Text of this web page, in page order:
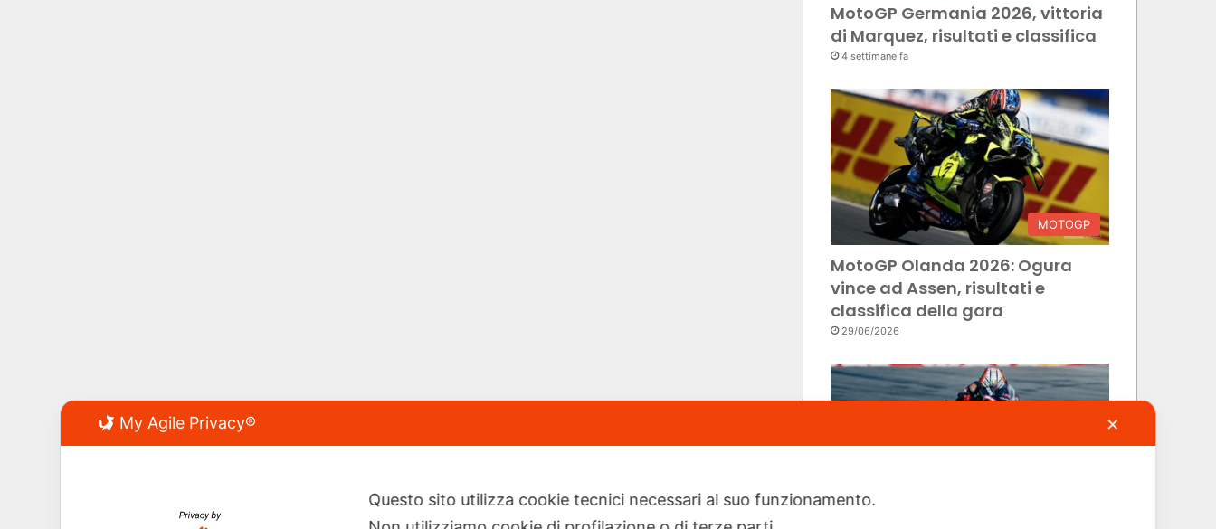
MotoGP Germania 2026, vittoria
di Marquez, risultati e classifica
4 settimane fa
MOTOGP
MotoGP Olanda 2026: Ogura
vince ad Assen, risultati e
classifica della gara
29/06/2026
My Agile Privacy® ✕
Questo sito utilizza cookie tecnici necessari al suo funzionamento.